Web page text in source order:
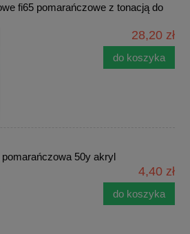
fi65 pomarańczowe z tonacją do
28,20 zł
do koszyka
50y akryl
4,40 zł
do koszyka